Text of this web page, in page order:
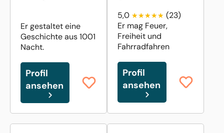
Er gestaltet eine
Geschichte aus 1001
Nacht.
Profil
ansehen
5,0
(23)
Er mag Feuer,
Freiheit und
Fahrradfahren
Profil
ansehen